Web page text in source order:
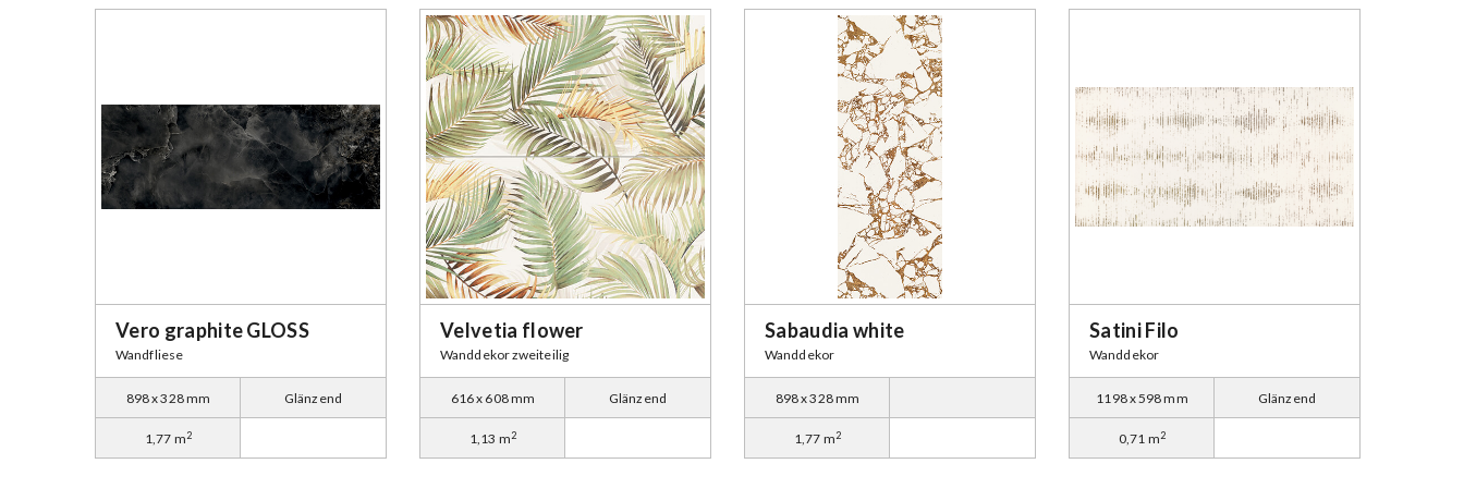
Vero graphite GLOSS
Wandfliese
898 x 328 mm Glänzend
1,77 m2
Velvetia flower
Wanddekor zweiteilig
616 x 608 mm Glänzend
1,13 m2
Sabaudia white
Wanddekor
898 x 328 mm
1,77 m2
Satini Filo
Wanddekor
1198 x 598 mm Glänzend
0,71 m2